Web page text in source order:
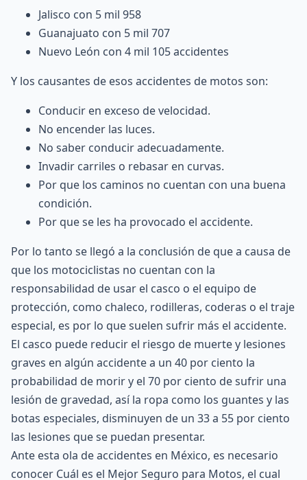
Jalisco con 5 mil 958
Guanajuato con 5 mil 707
Nuevo León con 4 mil 105 accidentes
Y los causantes de esos accidentes de motos son:
Conducir en exceso de velocidad.
No encender las luces.
No saber conducir adecuadamente.
Invadir carriles o rebasar en curvas.
Por que los caminos no cuentan con una buena
condición.
Por que se les ha provocado el accidente.
Por lo tanto se llegó a la conclusión de que a causa de
que los motociclistas no cuentan con la
responsabilidad de usar el casco o el equipo de
protección, como chaleco, rodilleras, coderas o el traje
especial, es por lo que suelen sufrir más el accidente.
El casco puede reducir el riesgo de muerte y lesiones
graves en algún accidente a un 40 por ciento la
probabilidad de morir y el 70 por ciento de sufrir una
lesión de gravedad, así la ropa como los guantes y las
botas especiales, disminuyen de un 33 a 55 por ciento
las lesiones que se puedan presentar.
Ante esta ola de accidentes en México, es necesario
conocer Cuál es el Mejor Seguro para Motos, el cual